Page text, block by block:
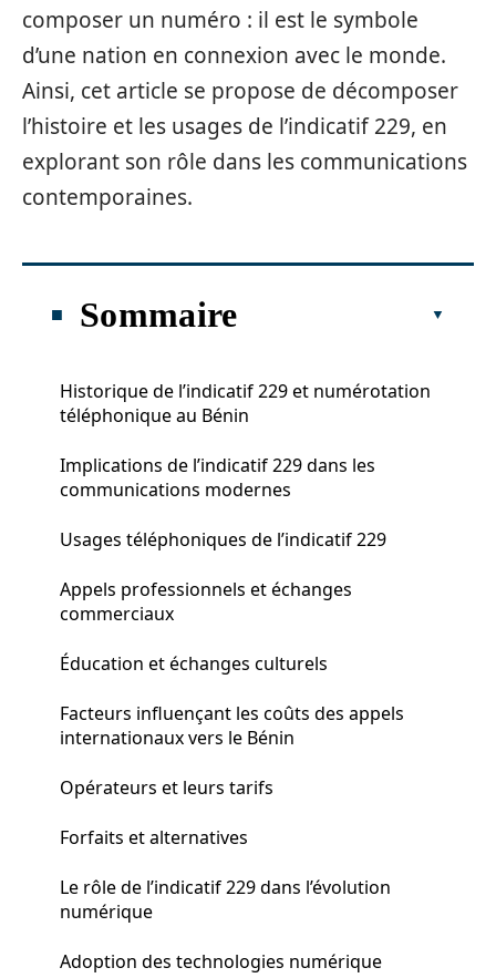
composer un numéro : il est le symbole
d’une nation en connexion avec le monde.
Ainsi, cet article se propose de décomposer
l’histoire et les usages de l’indicatif 229, en
explorant son rôle dans les communications
contemporaines.
Sommaire
Historique de l’indicatif 229 et numérotation
téléphonique au Bénin
Implications de l’indicatif 229 dans les
communications modernes
Usages téléphoniques de l’indicatif 229
Appels professionnels et échanges
commerciaux
Éducation et échanges culturels
Facteurs influençant les coûts des appels
internationaux vers le Bénin
Opérateurs et leurs tarifs
Forfaits et alternatives
Le rôle de l’indicatif 229 dans l’évolution
numérique
Adoption des technologies numérique